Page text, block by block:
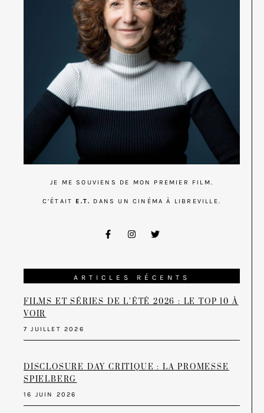
JE ME SOUVIENS DE MON PREMIER FILM.
C’ÉTAIT E.T. DANS UN CINÉMA À LIBREVILLE.
ARTICLES RÉCENTS
FILMS ET SÉRIES DE L’ÉTÉ 2026 : LE TOP 10 À
VOIR
7 JUILLET 2026
DISCLOSURE DAY CRITIQUE : LA PROMESSE
SPIELBERG
16 JUIN 2026